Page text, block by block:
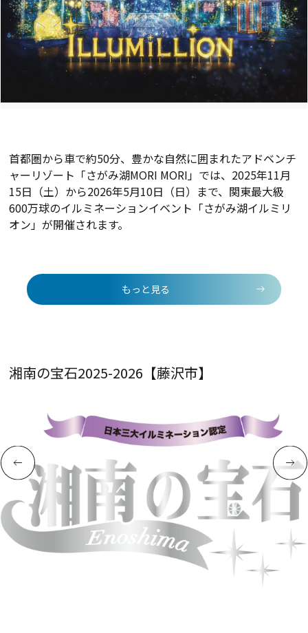
首都圏から車で約50分、豊かな自然に囲まれたアドベンチ
ャーリゾート「さがみ湖MORI MORI」では、2025年11月
15日（土）から2026年5月10日（日）まで、関東最大級
600万球のイルミネーションイベント「さがみ湖イルミリ
オン」が開催されます。
もっと見る
湘南の宝石2025-2026【藤沢市】